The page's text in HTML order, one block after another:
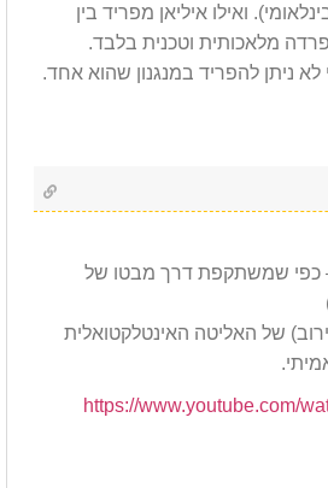
ואילו איליאן מפריד בין
מלאכותית וטכנית בלבד.
ניתן להפריד במנגנון שהוא אחד.
כפי שמשתקפת דרך מבטו של
של האליטה האינטלקטואלית
https://www.youtube.com/